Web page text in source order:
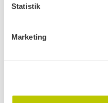
Statistik
Marketing
på særligt de sociale
tilbud på aligners,
lægger mere vægt på